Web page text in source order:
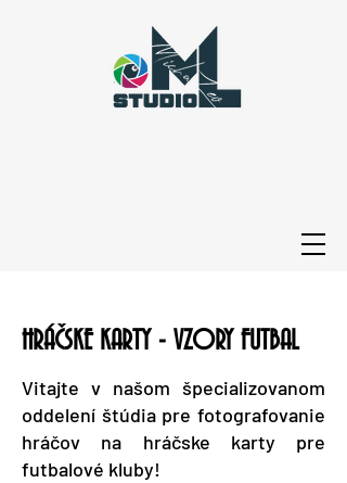
HRÁČSKE KARTY - VZORY FUTBAL
Vitajte v našom špecializovanom
oddelení štúdia pre fotografovanie
hráčov na hráčske karty pre
futbalové kluby!